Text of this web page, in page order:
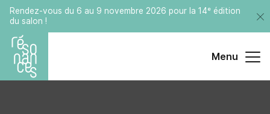
Rendez-vous du 6 au 9 novembre 2026 pour la 14ᵉ édition
du salon !
Menu